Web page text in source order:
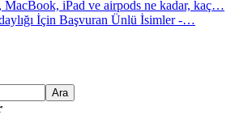
MacBook, iPad ve airpods ne kadar, kaç…
İçin Başvuran Ünlü İsimler -…
Ara